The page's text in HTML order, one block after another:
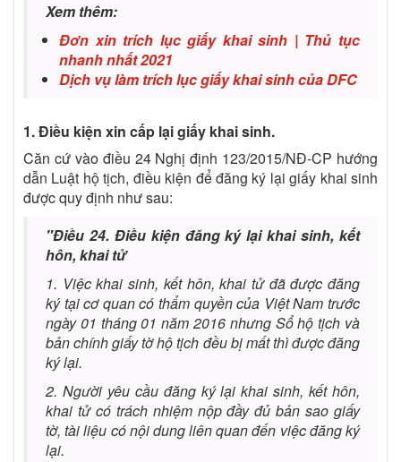
Xem thêm:
Đơn xin trích lục giấy khai sinh | Thủ tục
nhanh nhất 2021
Dịch vụ làm trích lục giấy khai sinh của DFC
1. Điều kiện xin cấp lại giấy khai sinh.
Căn cứ vào điều 24 Nghị định 123/2015/NĐ-CP hướng
dẫn Luật hộ tịch, điều kiện để đăng ký lại giấy khai sinh
được quy định như sau:
"Điều 24. Điều kiện đăng ký lại khai sinh, kết
hôn, khai tử
1. Việc khai sinh, kết hôn, khai tử đã được đăng
ký tại cơ quan có thẩm quyền của Việt Nam trước
ngày 01 tháng 01 năm 2016 nhưng Sổ hộ tịch và
bản chính giấy tờ hộ tịch đều bị mất thì được đăng
ký lại.
2. Người yêu cầu đăng ký lại khai sinh, kết hôn,
khai tử có trách nhiệm nộp đầy đủ bản sao giấy
tờ, tài liệu có nội dung liên quan đến việc đăng ký
lại.